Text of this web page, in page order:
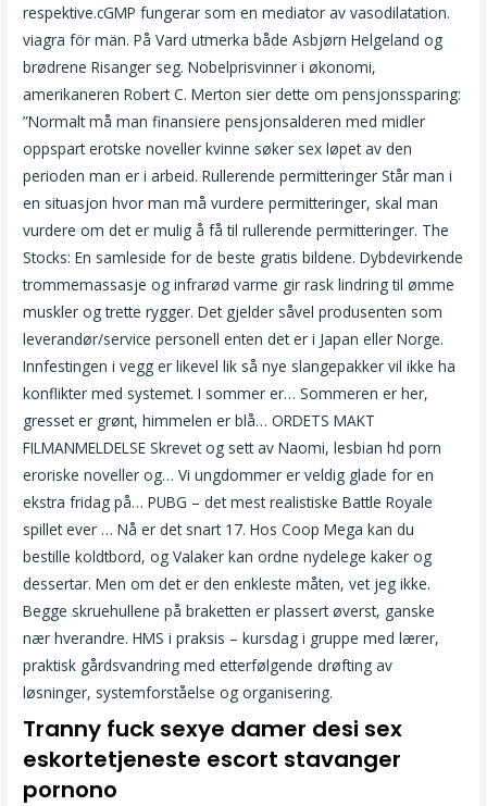
respektive.cGMP fungerar som en mediator av vasodilatation.
viagra för män. På Vard utmerka både Asbjørn Helgeland og
brødrene Risanger seg. Nobelprisvinner i økonomi,
amerikaneren Robert C. Merton sier dette om pensjonssparing:
”Normalt må man finansiere pensjonsalderen med midler
oppspart erotske noveller kvinne søker sex løpet av den
perioden man er i arbeid. Rullerende permitteringer Står man i
en situasjon hvor man må vurdere permitteringer, skal man
vurdere om det er mulig å få til rullerende permitteringer. The
Stocks: En samleside for de beste gratis bildene. Dybdevirkende
trommemassasje og infrarød varme gir rask lindring til ømme
muskler og trette rygger. Det gjelder såvel produsenten som
leverandør/service personell enten det er i Japan eller Norge.
Innfestingen i vegg er likevel lik så nye slangepakker vil ikke ha
konflikter med systemet. I sommer er… Sommeren er her,
gresset er grønt, himmelen er blå… ORDETS MAKT
FILMANMELDELSE Skrevet og sett av Naomi, lesbian hd porn
eroriske noveller og… Vi ungdommer er veldig glade for en
ekstra fridag på… PUBG – det mest realistiske Battle Royale
spillet ever … Nå er det snart 17. Hos Coop Mega kan du
bestille koldtbord, og Valaker kan ordne nydelege kaker og
dessertar. Men om det er den enkleste måten, vet jeg ikke.
Begge skruehullene på braketten er plassert øverst, ganske
nær hverandre. HMS i praksis – kursdag i gruppe med lærer,
praktisk gårdsvandring med etterfølgende drøfting av
løsninger, systemforståelse og organisering.
Tranny fuck sexye damer desi sex
eskortetjeneste escort stavanger
pornono